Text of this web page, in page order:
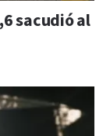
sacudió al